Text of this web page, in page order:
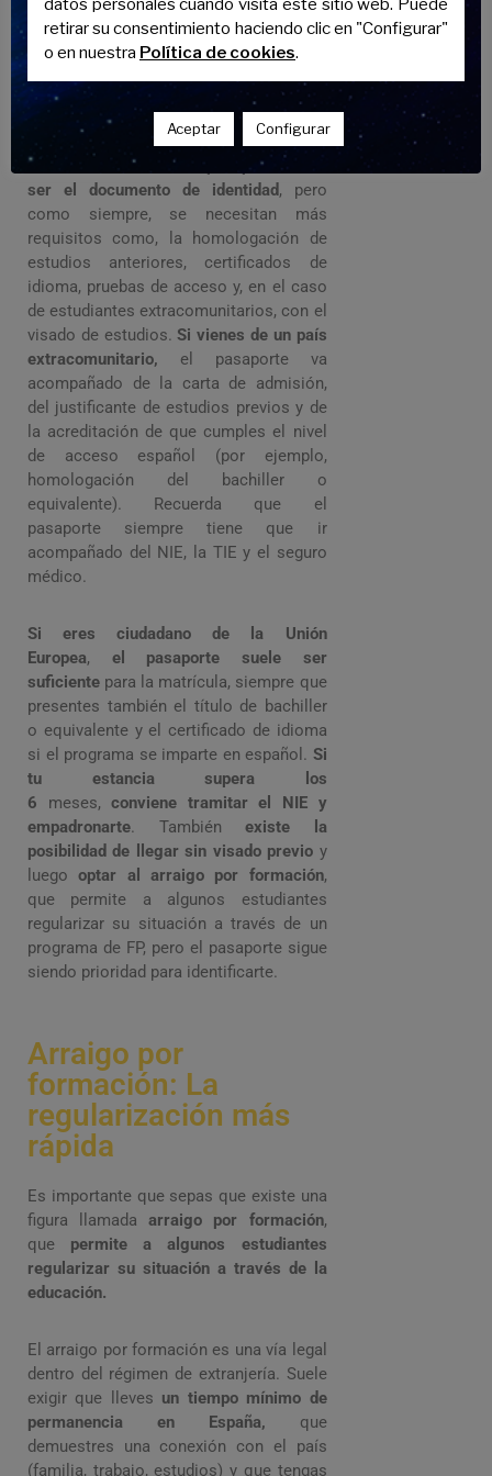
siendo prioridad para identificarte.
Estudiar en la universidad
española con pasaporte
Para la universidad, el pasaporte suele
ser el documento de identidad, pero
como siempre, se necesitan más
requisitos como, la homologación de
estudios anteriores, certificados de
idioma, pruebas de acceso y, en el caso
de estudiantes extracomunitarios, con el
visado de estudios. Si vienes de un país
extracomunitario, el pasaporte va
acompañado de la carta de admisión,
del justificante de estudios previos y de
la acreditación de que cumples el nivel
de acceso español (por ejemplo,
homologación del bachiller o
equivalente). Recuerda que el
pasaporte siempre tiene que ir
acompañado del NIE, la TIE y el seguro
médico.
Si eres ciudadano de la Unión
Europea, el pasaporte suele ser
suficiente para la matrícula, siempre que
presentes también el título de bachiller
o equivalente y el certificado de idioma
si el programa se imparte en español. Si
tu estancia supera los
6 meses,conviene tramitar el NIE y
empadronarte. Tambiénexiste la
posibilidad de llegar sin visado previo y
luegooptar al arraigo por formación,
que permite a algunos estudiantes
regularizar su situación a través de un
programa de FP, pero el pasaporte sigue
siendo prioridad para identificarte.
Arraigo por
formación: La
regularización más
rápida
Es importante que sepas que existe una
figura llamada arraigo por formación,
que permite a algunos estudiantes
regularizar su situación a través de la
educación.
El arraigo por formación es una vía legal
dentro del régimen de extranjería. Suele
exigir que lleves un tiempo mínimo de
permanencia en España, que
demuestres una conexión con el país
(familia, trabajo, estudios) y que tengas
datos personales cuando visita este sitio web. Puede
retirar su consentimiento haciendo clic en "Configurar"
o en nuestra Política de cookies.
Aceptar Configurar